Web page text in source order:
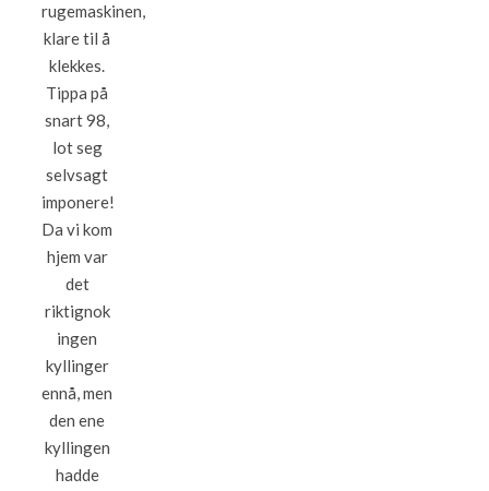
rugemaskinen,
klare til å
klekkes.
Tippa på
snart 98,
lot seg
selvsagt
imponere!
Da vi kom
hjem var
det
riktignok
ingen
kyllinger
ennå, men
den ene
kyllingen
hadde